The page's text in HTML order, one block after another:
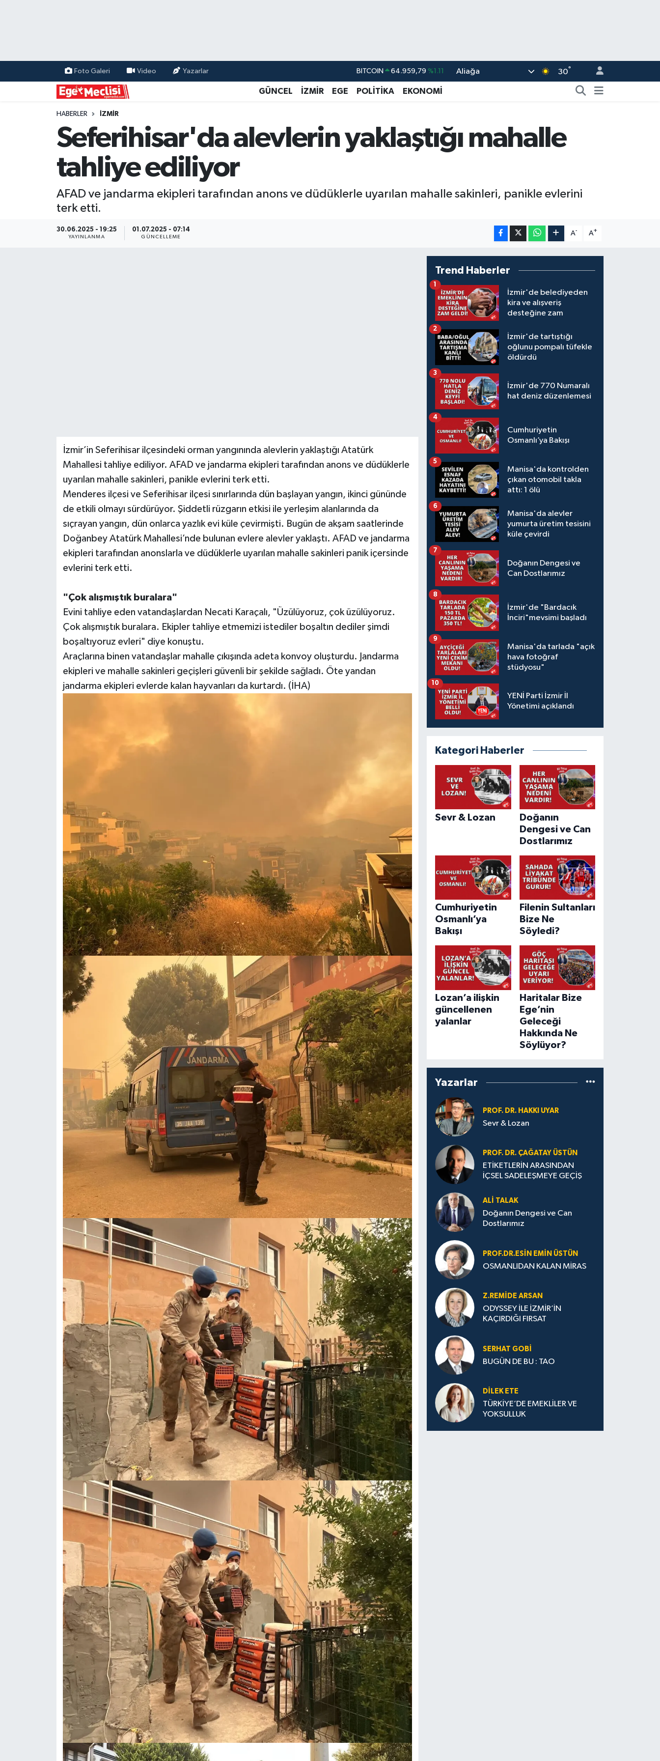
Foto Galeri Video Yazarlar DOLAR 47,7436 %0.18
EURO 55,2510 %0.32
BİST100 13.779 %-14
Aliağa 30°
GÜNCEL İZMİR EGE POLİTİKA EKONOMİ
HABERLER İZMİR
Seferihisar'da alevlerin yaklaştığı mahalle
tahliye ediliyor
AFAD ve jandarma ekipleri tarafından anons ve düdüklerle uyarılan mahalle sakinleri, panikle evlerini
terk etti.
30.06.2025 - 19:25
YAYINLANMA
01.07.2025 - 07:14
GÜNCELLEME
A- A+
İzmir’in Seferihisar ilçesindeki orman yangınında alevlerin yaklaştığı Atatürk
Mahallesi tahliye ediliyor. AFAD ve jandarma ekipleri tarafından anons ve düdüklerle
uyarılan mahalle sakinleri, panikle evlerini terk etti.
Menderes ilçesi ve Seferihisar ilçesi sınırlarında dün başlayan yangın, ikinci gününde
de etkili olmayı sürdürüyor. Şiddetli rüzgarın etkisi ile yerleşim alanlarında da
sıçrayan yangın, dün onlarca yazlık evi küle çevirmişti. Bugün de akşam saatlerinde
Doğanbey Atatürk Mahallesi’nde bulunan evlere alevler yaklaştı. AFAD ve jandarma
ekipleri tarafından anonslarla ve düdüklerle uyarılan mahalle sakinleri panik içersinde
evlerini terk etti.
"Çok alışmıştık buralara"
Evini tahliye eden vatandaşlardan Necati Karaçalı, "Üzülüyoruz, çok üzülüyoruz.
Çok alışmıştık buralara. Ekipler tahliye etmemizi istediler boşaltın dediler şimdi
boşaltıyoruz evleri" diye konuştu.
Araçlarına binen vatandaşlar mahalle çıkışında adeta konvoy oluşturdu. Jandarma
ekipleri ve mahalle sakinleri geçişleri güvenli bir şekilde sağladı. Öte yandan
jandarma ekipleri evlerde kalan hayvanları da kurtardı. (İHA)
Trend Haberler
İzmir'de belediyeden
kira ve alışveriş
desteğine zam
1
İzmir'de tartıştığı
oğlunu pompalı tüfekle
öldürdü
2
İzmir'de 770 Numaralı
hat deniz düzenlemesi
3
Cumhuriyetin
Osmanlı’ya Bakışı
4
Manisa'da kontrolden
çıkan otomobil takla
attı: 1 ölü
5
Manisa'da alevler
yumurta üretim tesisini
küle çevirdi
6
Doğanın Dengesi ve
Can Dostlarımız
7
İzmir'de "Bardacık
İnciri"mevsimi başladı
8
Manisa'da tarlada "açık
hava fotoğraf
stüdyosu"
9
YENİ Parti İzmir İl
Yönetimi açıklandı
10
Kategori Haberler
Sevr & Lozan
Doğanın
Dengesi ve Can
Dostlarımız
Cumhuriyetin
Osmanlı’ya
Bakışı
Filenin Sultanları
Bize Ne
Söyledi?
Lozan’a ilişkin
güncellenen
yalanlar
Haritalar Bize
Ege’nin
Geleceği
Hakkında Ne
Söylüyor?
Yazarlar
PROF. DR. HAKKI UYAR
Sevr & Lozan
PROF. DR. ÇAĞATAY ÜSTÜN
ETİKETLERİN ARASINDAN
İÇSEL SADELEŞMEYE GEÇİŞ
ALI TALAK
Doğanın Dengesi ve Can
Dostlarımız
PROF.DR.ESIN EMIN ÜSTÜN
OSMANLIDAN KALAN MİRAS
Z.REMIDE ARSAN
ODYSSEY İLE İZMİR’İN
KAÇIRDIĞI FIRSAT
SERHAT GOBİ
BUGÜN DE BU : TAO
DILEK ETE
TÜRKİYE’DE EMEKLİLER VE
YOKSULLUK
EKONOMİ
GÜNCEL
ÖZEL HABER
POLİTİKA
Programlar